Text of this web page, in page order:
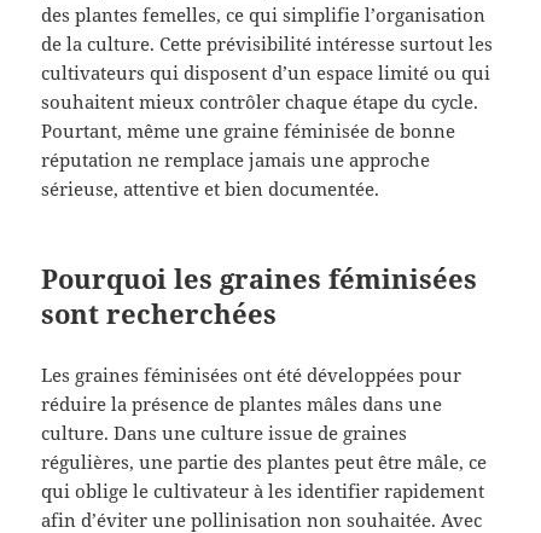
des plantes femelles, ce qui simplifie l’organisation
de la culture. Cette prévisibilité intéresse surtout les
cultivateurs qui disposent d’un espace limité ou qui
souhaitent mieux contrôler chaque étape du cycle.
Pourtant, même une graine féminisée de bonne
réputation ne remplace jamais une approche
sérieuse, attentive et bien documentée.
Pourquoi les graines féminisées
sont recherchées
Les graines féminisées ont été développées pour
réduire la présence de plantes mâles dans une
culture. Dans une culture issue de graines
régulières, une partie des plantes peut être mâle, ce
qui oblige le cultivateur à les identifier rapidement
afin d’éviter une pollinisation non souhaitée. Avec